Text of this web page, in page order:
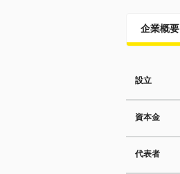
企業概要
設立
資本金
代表者